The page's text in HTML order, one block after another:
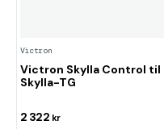
Victron
Victron Skylla Control til
Skylla-TG
2 322 kr